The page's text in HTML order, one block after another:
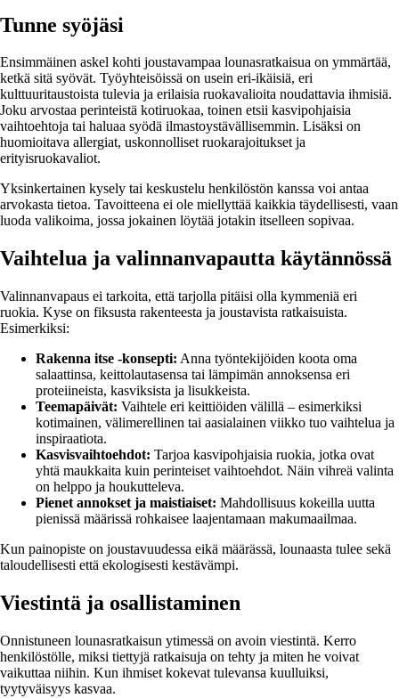
Tunne syöjäsi
Ensimmäinen askel kohti joustavampaa lounasratkaisua on ymmärtää,
ketkä sitä syövät. Työyhteisöissä on usein eri-ikäisiä, eri
kulttuuritaustoista tulevia ja erilaisia ruokavalioita noudattavia ihmisiä.
Joku arvostaa perinteistä kotiruokaa, toinen etsii kasvipohjaisia
vaihtoehtoja tai haluaa syödä ilmastoystävällisemmin. Lisäksi on
huomioitava allergiat, uskonnolliset ruokarajoitukset ja
erityisruokavaliot.
Yksinkertainen kysely tai keskustelu henkilöstön kanssa voi antaa
arvokasta tietoa. Tavoitteena ei ole miellyttää kaikkia täydellisesti, vaan
luoda valikoima, jossa jokainen löytää jotakin itselleen sopivaa.
Vaihtelua ja valinnanvapautta käytännössä
Valinnanvapaus ei tarkoita, että tarjolla pitäisi olla kymmeniä eri
ruokia. Kyse on fiksusta rakenteesta ja joustavista ratkaisuista.
Esimerkiksi:
Rakenna itse -konsepti: Anna työntekijöiden koota oma
salaattinsa, keittolautasensa tai lämpimän annoksensa eri
proteiineista, kasviksista ja lisukkeista.
Teemapäivät: Vaihtele eri keittiöiden välillä – esimerkiksi
kotimainen, välimerellinen tai aasialainen viikko tuo vaihtelua ja
inspiraatiota.
Kasvisvaihtoehdot: Tarjoa kasvipohjaisia ruokia, jotka ovat
yhtä maukkaita kuin perinteiset vaihtoehdot. Näin vihreä valinta
on helppo ja houkutteleva.
Pienet annokset ja maistiaiset: Mahdollisuus kokeilla uutta
pienissä määrissä rohkaisee laajentamaan makumaailmaa.
Kun painopiste on joustavuudessa eikä määrässä, lounaasta tulee sekä
taloudellisesti että ekologisesti kestävämpi.
Viestintä ja osallistaminen
Onnistuneen lounasratkaisun ytimessä on avoin viestintä. Kerro
henkilöstölle, miksi tiettyjä ratkaisuja on tehty ja miten he voivat
vaikuttaa niihin. Kun ihmiset kokevat tulevansa kuulluiksi,
tyytyväisyys kasvaa.